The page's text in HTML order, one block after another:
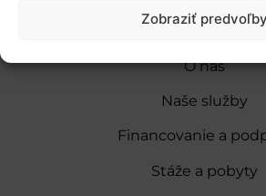
Zobraziť predvoľby
O nás
Naše služby
Financovanie a
Stáže a pobyty